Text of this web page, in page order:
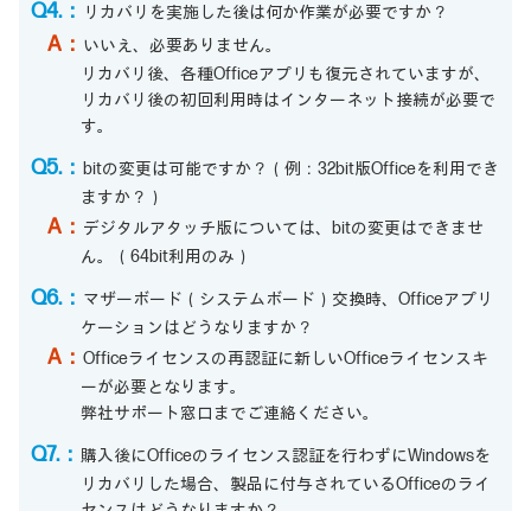
Q4.： リカバリを実施した後は何か作業が必要ですか？
A： いいえ、必要ありません。
リカバリ後、各種Officeアプリも復元されていますが、
リカバリ後の初回利用時はインターネット接続が必要で
す。
Q5.： bitの変更は可能ですか？（例：32bit版Officeを利用でき
ますか？）
A： デジタルアタッチ版については、bitの変更はできませ
ん。（64bit利用のみ）
Q6.： マザーボード（システムボード）交換時、Officeアプリ
ケーションはどうなりますか？
A：Officeライセンスの再認証に新しいOfficeライセンスキ
ーが必要となります。
弊社サポート窓口までご連絡ください。
Q7.： 購入後にOfficeのライセンス認証を行わずにWindowsを
リカバリした場合、製品に付与されているOfficeのライ